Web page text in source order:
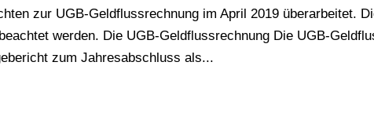
zur UGB-Geldflussrechnung im April 2019 überarbeitet.
werden. Die UGB-Geldflussrechnung Die UGB-
zum Jahresabschluss als...